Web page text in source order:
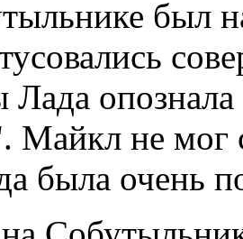
был
Майкл не мог
была очень